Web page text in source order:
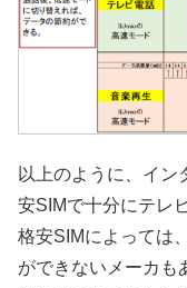
以上のように、イン
安SIMで十分にテレ
格安SIMによっては
ができないメーカも